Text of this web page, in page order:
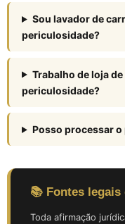
Sou lavador de
periculosidade?
Trabalho de loja
periculosidade?
Posso processar
📚 Fontes
Toda afirmação